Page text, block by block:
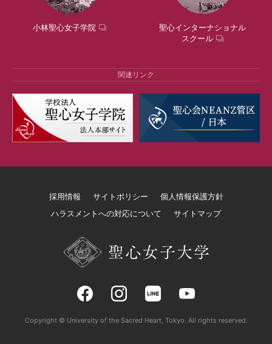
小林聖心女子学院
聖心インターナショナル
スクール
関連リンク
採用情報 サイトポリシー
個人情報保護方針
ハラスメントへの対応について
サイトマップ
Copyright © University of the Sacred Heart, Tokyo. All rights reserved.